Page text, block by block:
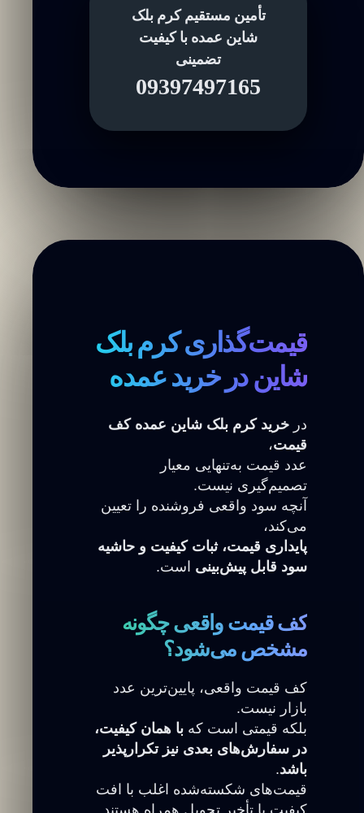
تأمین مستقیم کرم بلک
شاین عمده با کیفیت
تضمینی
09397497165
قیمت‌گذاری کرم بلک
شاین در خرید عمده
در خرید کرم بلک شاین عمده کف
قیمت،
عدد قیمت به‌تنهایی معیار
تصمیم‌گیری نیست.
آنچه سود واقعی فروشنده را تعیین
می‌کند،
پایداری قیمت، ثبات کیفیت و حاشیه
سود قابل پیش‌بینی است.
کف قیمت واقعی چگونه
مشخص می‌شود؟
کف قیمت واقعی، پایین‌ترین عدد
بازار نیست.
بلکه قیمتی است که با همان کیفیت،
در سفارش‌های بعدی نیز تکرارپذیر
باشد.
قیمت‌های شکسته‌شده اغلب با افت
کیفیت یا تأخیر تحویل همراه هستند.